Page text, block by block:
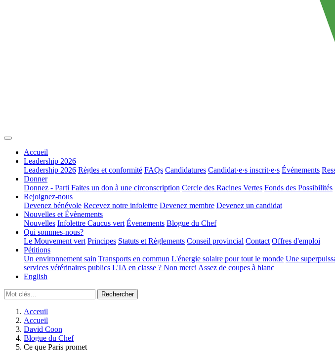
Accueil
Leadership 2026
Leadership 2026 Règles et conformité FAQs Candidatures Candidat·e·s inscrit·e·s Événements
Donner
Donnez - Parti Faites un don à une circonscription Cercle des Racines Vertes Fonds des Possibilités
Rejoignez-nous
Devenez bénévole Recevez notre infolettre Devenez membre Devenez un candidat
Nouvelles et Évènements
Nouvelles Infolettre Caucus vert Évenements Blogue du Chef
Qui sommes-nous?
Le Mouvement vert Principes Statuts et Règlements Conseil provincial Contact Offres d'emploi
Pétitions
Un environnement sain Transports en commun L'énergie solaire pour tout le monde Une
services vétérinaires publics L'IA en classe ? Non merci Assez de coupes à blanc
English
Acceuil
Accueil
David Coon
Blogue du Chef
Ce que Paris promet